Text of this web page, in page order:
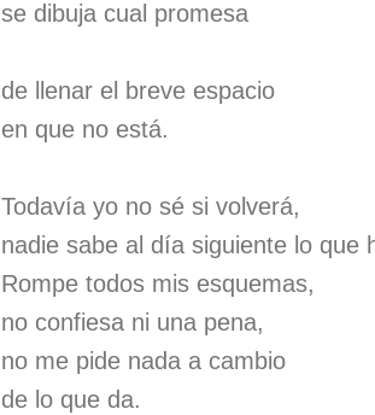
se dibuja cual promesa
de llenar el breve espacio
en que no está.
Todavía yo no sé si volverá,
nadie sabe al día siguiente lo que
Rompe todos mis esquemas,
no confiesa ni una pena,
no me pide nada a cambio
de lo que da.